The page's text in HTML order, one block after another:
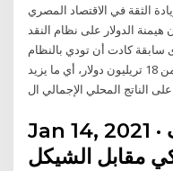
لزيادة الثقة في الاقتصاد المصري
يعني هذا أن هيمنة الدولار على نظام النقد
كادت أن تودي بالنظام
النقدي الدولي الحالي إلى الهاوية. أكثر من 18 تريليون دولار، أي ما يزيد
على الناتج المحلي الإجمالي ال
Jan 14, 2021 · وطن: سجل سعر صرف
مقابل الشيكل